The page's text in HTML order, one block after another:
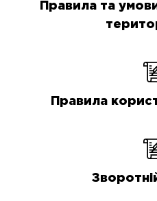
Правила та
Правила